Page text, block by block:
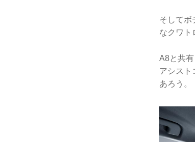
そしてボ
なクワト
A8と共
アシスト
あろう。